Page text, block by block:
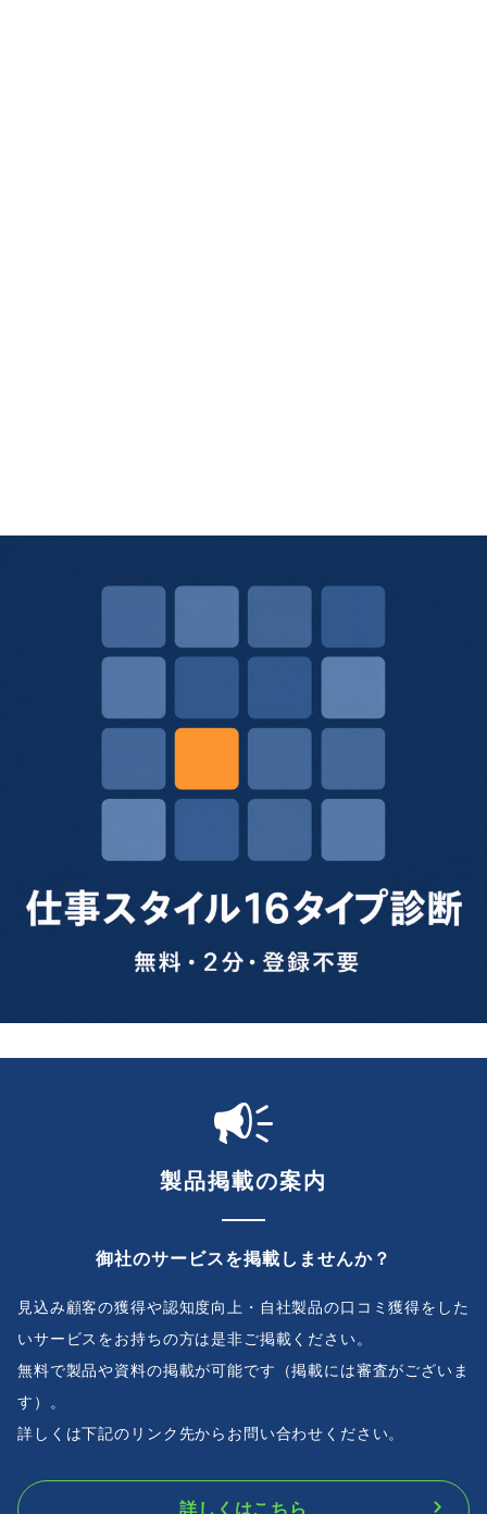
製品掲載の案内
御社のサービスを掲載しませんか？
見込み顧客の獲得や認知度向上・自社製品の口コミ獲得をした
いサービスをお持ちの方は是非ご掲載ください。
無料で製品や資料の掲載が可能です（掲載には審査がございま
す）。
詳しくは下記のリンク先からお問い合わせください。
詳しくはこちら